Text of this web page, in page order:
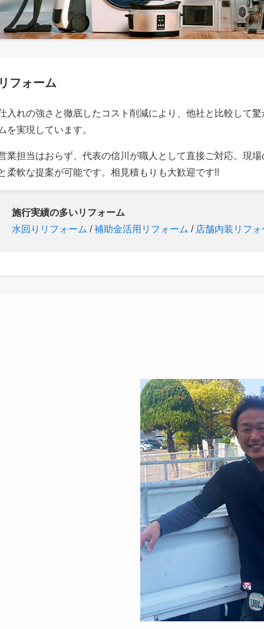
フォーム
入れの強さと徹底したコスト削減により、他社と比較して
を実現しています。
業担当はおらず、代表の信川が職人として直接ご対応。現
柔軟な提案が可能です。相見積もりも大歓迎です!!
施行実績の多いリフォーム
水回りリフォーム /補助金活用リフォーム / 店舗内装リフォ